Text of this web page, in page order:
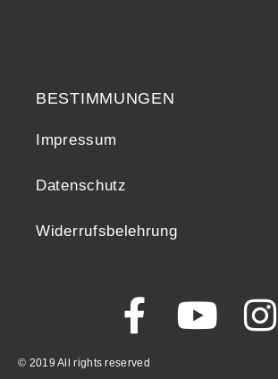
BESTIMMUNGEN
Impressum
Datenschutz
Widerrufsbelehrung
© 2019 All rights reserved